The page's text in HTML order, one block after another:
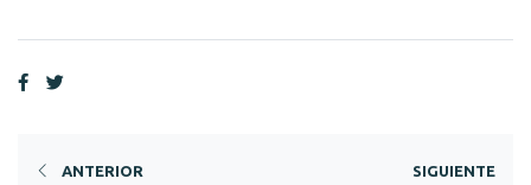
ANTERIOR
SIGUIENTE